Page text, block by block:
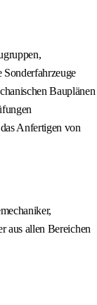
Bauplänen
Anfertigen von
aus allen Bereichen